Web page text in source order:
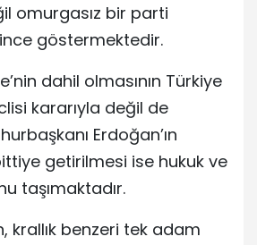
omurgasız bir parti
göstermektedir.
dahil olmasının Türkiye
kararıyla değil de
Erdoğan’ın
getirilmesi ise hukuk ve
taşımaktadır.
krallık benzeri tek adam